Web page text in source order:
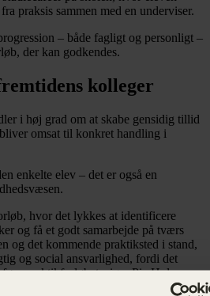
praksis sammen med en underviser.
– både fagligt og personligt –
der kan godkendes.
kolleger
i høj grad om at skabe gensidig tillid
omsat til konkret handling i
enkelte elev – det er også en
hvor det lykkes at identificere
og få et godt samarbejde på tværs
og det kommende praktiksted i stand,
og social ansvarlighed, fordi det
praktikforløbet, siger Pia Holm.